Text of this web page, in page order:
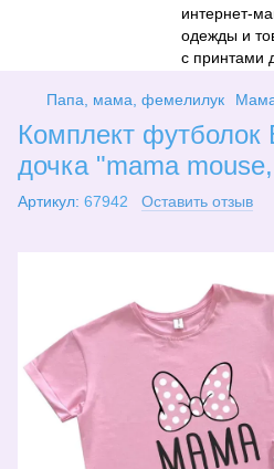
Папа, мама, фемелилук
Комплект
дочка "mama
Артикул: 67942 Оставить отзыв